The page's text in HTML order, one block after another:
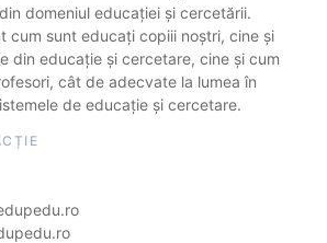
domeniul educației și cercetării.
cum sunt educați copiii noștri, cine și
din educație și cercetare, cine și cum
cât de adecvate la lumea în
de educație și cercetare.